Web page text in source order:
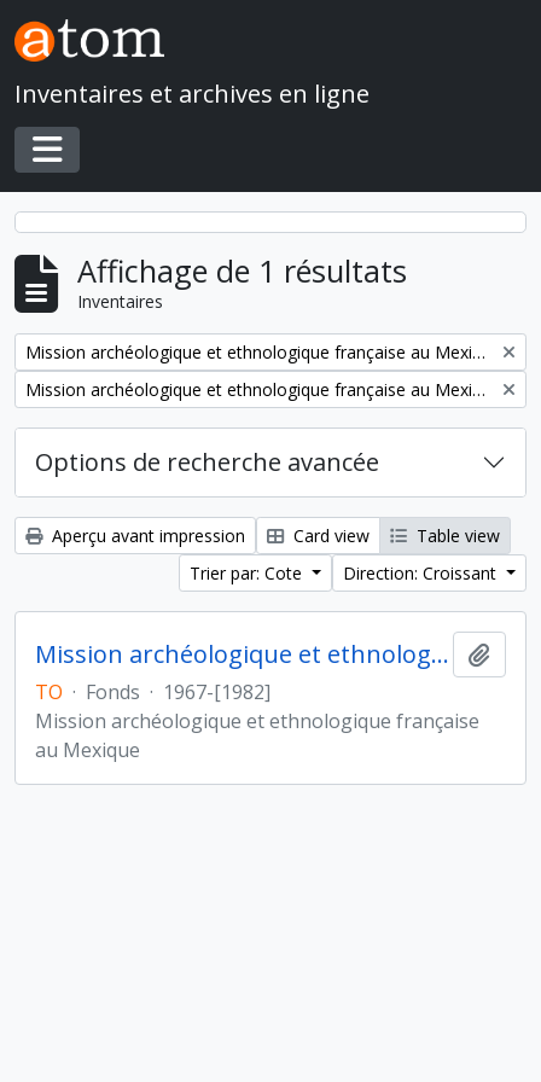
Skip to main content
Inventaires et archives en ligne
Toggle navigation
Affichage de 1 résultats
Inventaires
Remove filter:
Mission archéologique et ethnologique française au Mexique
Remove filter:
Mission archéologique et ethnologique française au Mexique
Options de recherche avancée
Aperçu avant impression Card view
Table view
Trier par: Cote
Direction: Croissant
Mission archéologique et ethnologique française au Mexique
TO · Fonds · 1967-[1982]
Mission archéologique et ethnologique française
au Mexique